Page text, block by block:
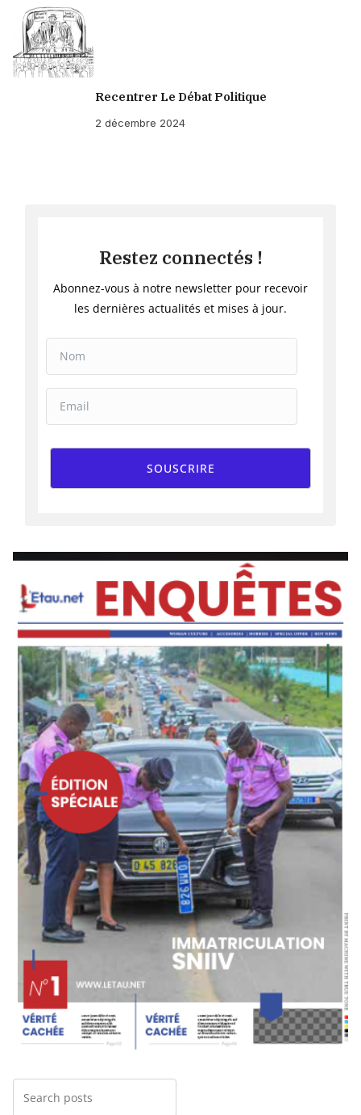
Recentrer Le Débat Politique
2 décembre 2024
Restez connectés !
Abonnez-vous à notre newsletter pour recevoir
les dernières actualités et mises à jour.
SOUSCRIRE